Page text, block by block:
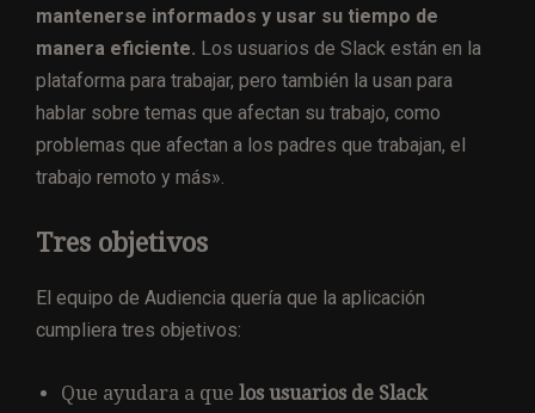
mantenerse informados y usar su tiempo de
manera eficiente. Los usuarios de Slack están en la
plataforma para trabajar, pero también la usan para
hablar sobre temas que afectan su trabajo, como
problemas que afectan a los padres que trabajan, el
trabajo remoto y más».
Tres objetivos
El equipo de Audiencia quería que la aplicación
cumpliera tres objetivos:
Que ayudara a que los usuarios de Slack